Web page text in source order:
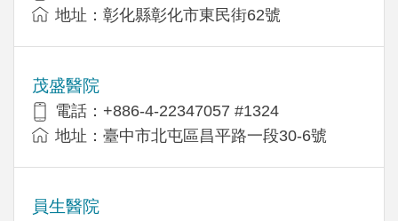
地址：彰化縣彰化市東民街62號
茂盛醫院
電話：+886-4-22347057 #1324
地址：臺中市北屯區昌平路一段30-6號
員生醫院